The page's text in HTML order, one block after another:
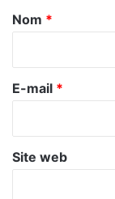
a
r
e
Nom *
E-mail *
Site web